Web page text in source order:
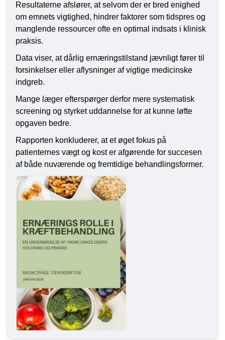
Resultaterne afslører, at selvom der er bred enighed
om emnets vigtighed, hindrer faktorer som tidspres og
manglende ressourcer ofte en optimal indsats i klinisk
praksis.
Data viser, at dårlig ernæringstilstand jævnligt fører til
forsinkelser eller aflysninger af vigtige medicinske
indgreb.
Mange læger efterspørger derfor mere systematisk
screening og styrket uddannelse for at kunne løfte
opgaven bedre.
Rapporten konkluderer, at et øget fokus på
patienternes vægt og kost er afgørende for succesen
af både nuværende og fremtidige behandlingsformer.